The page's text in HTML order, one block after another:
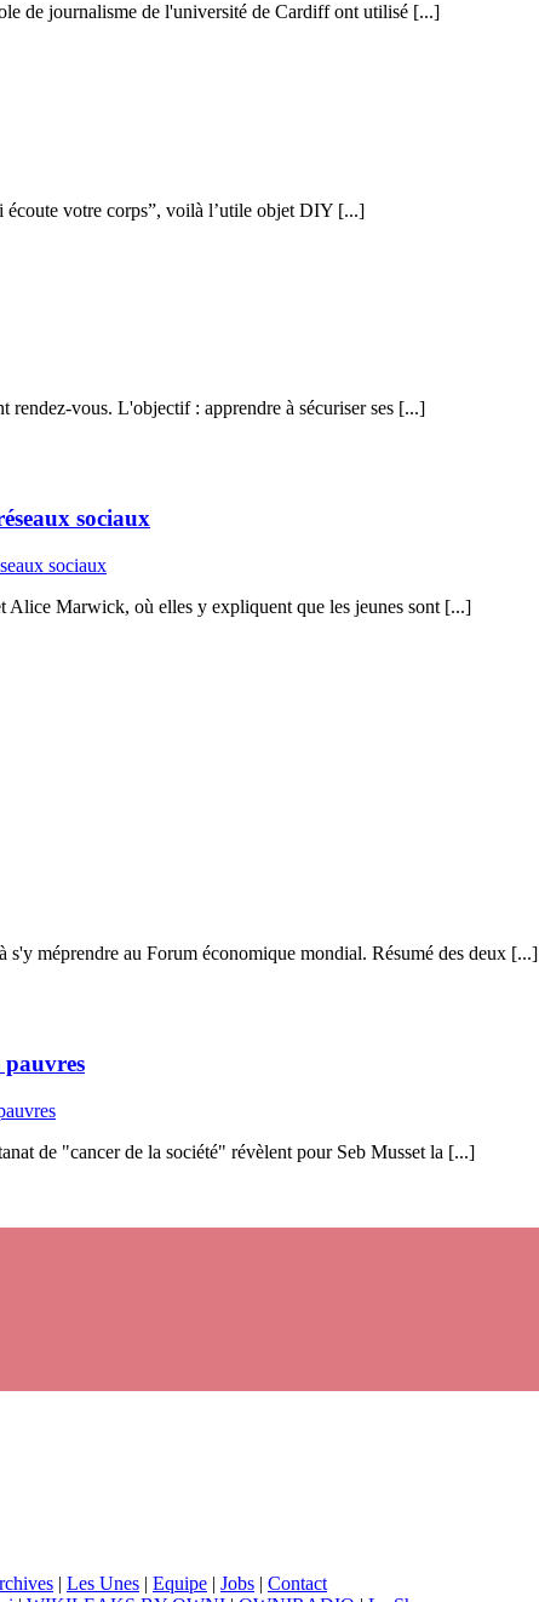
de journalisme de l'université de Cardiff ont utilisé [...]
votre corps”, voilà l’utile objet DIY [...]
rendez-vous. L'objectif : apprendre à sécuriser ses [...]
sociaux
Alice Marwick, où elles y expliquent que les jeunes sont [...]
s'y méprendre au Forum économique mondial. Résumé des deux [...]
pauvres
de "cancer de la société" révèlent pour Seb Musset la [...]
| Les Unes | Equipe | Jobs | Contact